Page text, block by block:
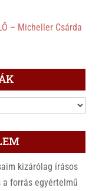
– Micheller Csárda
kizárólag írásos
a forrás egyértelmű